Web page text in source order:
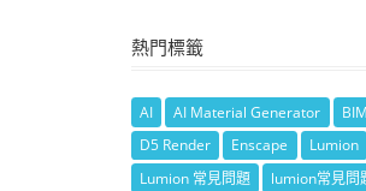
熱門標籤
AI AI Material Generator BIM
D5 Render
Enscape Lumion
Lumion 常見問題
lumion常見問